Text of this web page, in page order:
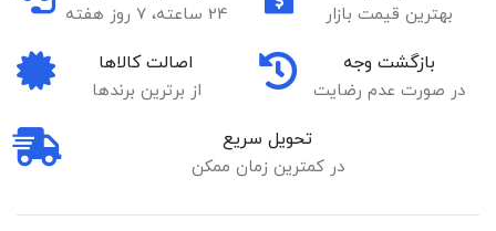
بهترین قیمت بازار 24 ساعته، 7 روز هفته
بازگشت وجه
در صورت عدم رضایت
اصالت کالاها
از برترین برندها
تحویل سریع
در کمترین زمان ممکن